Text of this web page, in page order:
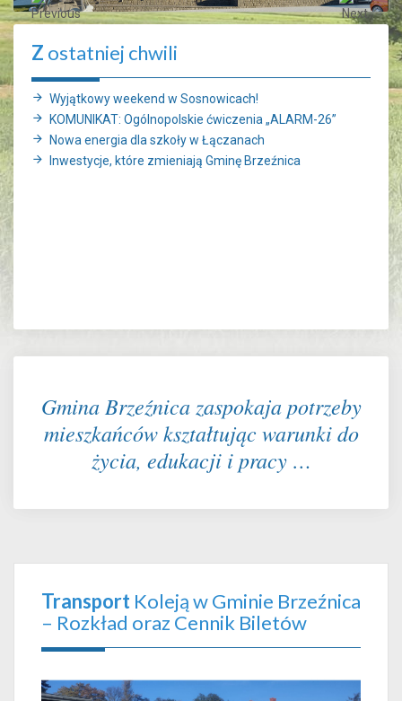
Z ostatniej chwili
Wyjątkowy weekend w Sosnowicach!
KOMUNIKAT: Ogólnopolskie ćwiczenia „ALARM-26”
Nowa energia dla szkoły w Łączanach
Inwestycje, które zmieniają Gminę Brzeźnica
Gmina Brzeźnica zaspokaja potrzeby
mieszkańców kształtując warunki do
życia, edukacji i pracy …
Transport Koleją w Gminie Brzeźnica
– Rozkład oraz Cennik Biletów